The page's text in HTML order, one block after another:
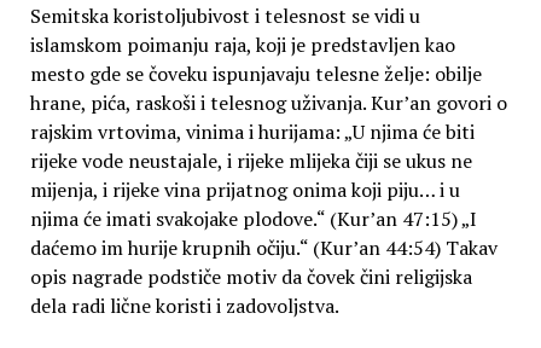
Semitska koristoljubivost i telesnost se vidi u
islamskom poimanju raja, koji je predstavljen kao
mesto gde se čoveku ispunjavaju telesne želje: obilje
hrane, pića, raskoši i telesnog uživanja. Kur’an govori o
rajskim vrtovima, vinima i hurijama: „U njima će biti
rijeke vode neustajale, i rijeke mlijeka čiji se ukus ne
mijenja, i rijeke vina prijatnog onima koji piju… i u
njima će imati svakojake plodove.“ (Kur’an 47:15) „I
daćemo im hurije krupnih očiju.“ (Kur’an 44:54) Takav
opis nagrade podstiče motiv da čovek čini religijska
dela radi lične koristi i zadovoljstva.